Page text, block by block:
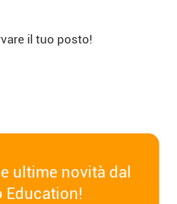
il tuo posto!
ultime novità dal
Education!